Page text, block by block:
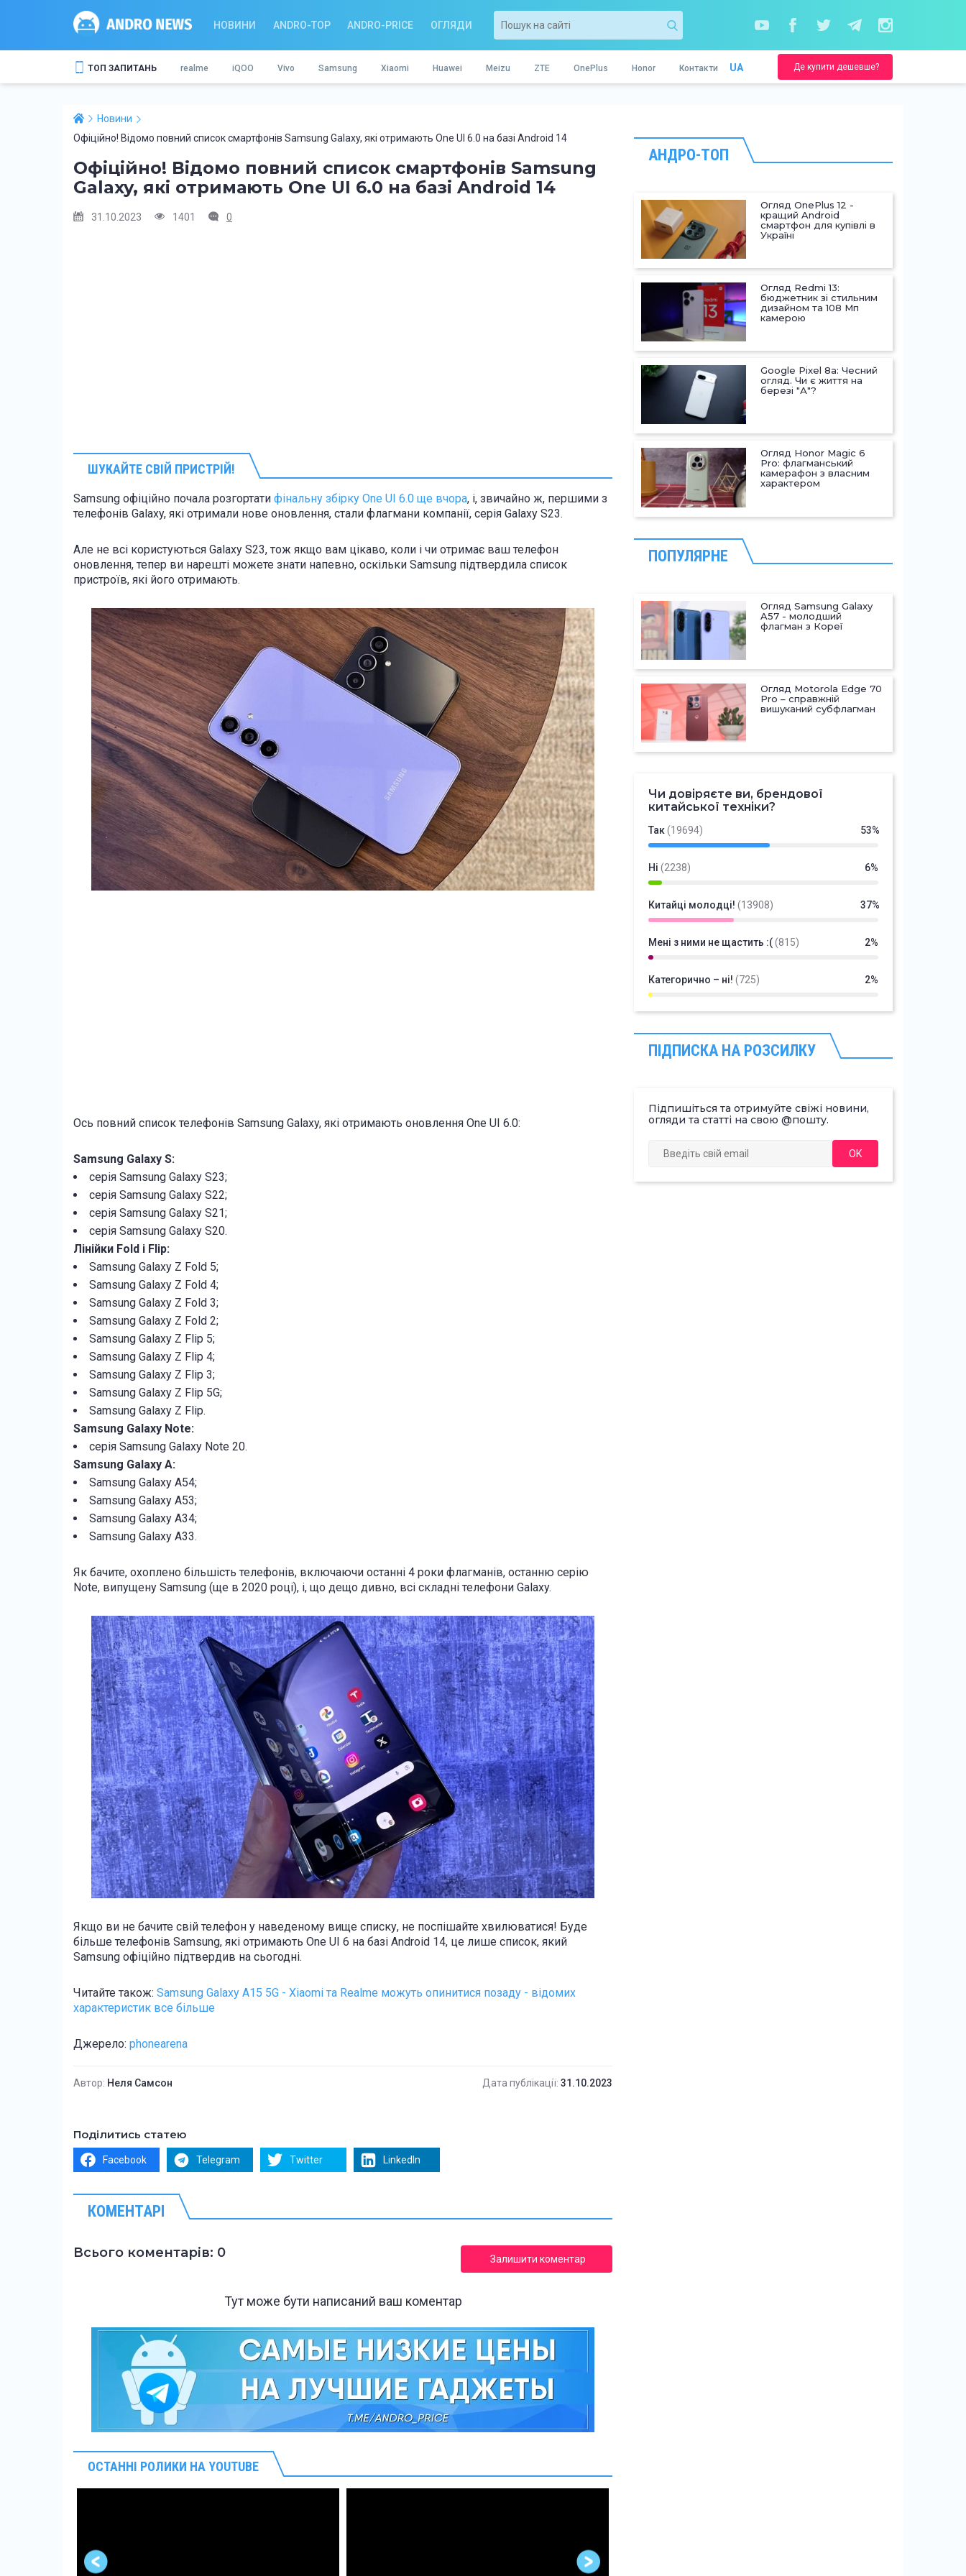
НОВИНИ ANDRO-TOP ANDRO-PRICE ОГЛЯДИ
ТОП ЗАПИТАНЬ realme iQOO Vivo Samsung Xiaomi Huawei Meizu ZTE OnePlus Honor Контакти UA Де купити дешевше?
Новини
Офіційно! Відомо повний список смартфонів Samsung Galaxy, які отримають One UI 6.0 на базі Android 14
Офіційно! Відомо повний список смартфонів Samsung
Galaxy, які отримають One UI 6.0 на базі Android 14
31.10.2023 1401 0
ШУКАЙТЕ СВІЙ ПРИСТРІЙ!
Samsung офіційно почала розгортати фінальну збірку One UI 6.0 ще вчора, і, звичайно ж, першими з
телефонів Galaxy, які отримали нове оновлення, стали флагмани компанії, серія Galaxy S23.
Але не всі користуються Galaxy S23, тож якщо вам цікаво, коли і чи отримає ваш телефон
оновлення, тепер ви нарешті можете знати напевно, оскільки Samsung підтвердила список
пристроїв, які його отримають.
Ось повний список телефонів Samsung Galaxy, які отримають оновлення One UI 6.0:
Samsung Galaxy S:
серія Samsung Galaxy S23;
серія Samsung Galaxy S22;
серія Samsung Galaxy S21;
серія Samsung Galaxy S20.
Лінійки Fold і Flip:
Samsung Galaxy Z Fold 5;
Samsung Galaxy Z Fold 4;
Samsung Galaxy Z Fold 3;
Samsung Galaxy Z Fold 2;
Samsung Galaxy Z Flip 5;
Samsung Galaxy Z Flip 4;
Samsung Galaxy Z Flip 3;
Samsung Galaxy Z Flip 5G;
Samsung Galaxy Z Flip.
Samsung Galaxy Note:
серія Samsung Galaxy Note 20.
Samsung Galaxy A:
Samsung Galaxy A54;
Samsung Galaxy A53;
Samsung Galaxy A34;
Samsung Galaxy A33.
Як бачите, охоплено більшість телефонів, включаючи останні 4 роки флагманів, останню серію
Note, випущену Samsung (ще в 2020 році), і, що дещо дивно, всі складні телефони Galaxy.
Якщо ви не бачите свій телефон у наведеному вище списку, не поспішайте хвилюватися! Буде
більше телефонів Samsung, які отримають One UI 6 на базі Android 14, це лише список, який
Samsung офіційно підтвердив на сьогодні.
Читайте також: Samsung Galaxy A15 5G - Xiaomi та Realme можуть опинитися позаду - відомих
характеристик все більше
Джерело: phonearena
Автор: Неля Самсон Дата публікації: 31.10.2023
Поділитись статею
Facebook Telegram Twitter LinkedIn
КОМЕНТАРІ
Всього коментарів: 0 Залишити коментар
Тут може бути написаний ваш коментар
ОСТАННІ РОЛИКИ НА YOUTUBE
АНДРО-ТОП
Огляд OnePlus 12 -
кращий Android
смартфон для купівлі в
Україні
Огляд Redmi 13:
бюджетник зі стильним
дизайном та 108 Мп
камерою
Google Pixel 8a: Чесний
огляд. Чи є життя на
березі "А"?
Огляд Honor Magic 6
Pro: флагманський
камерафон з власним
характером
ПОПУЛЯРНЕ
Огляд Samsung Galaxy
A57 - молодший
флагман з Кореї
Огляд Motorola Edge 70
Pro – справжній
вишуканий субфлагман
Чи довіряєте ви, брендової
китайської техніки?
Так(19694) 53%
Ні (2238) 6%
Китайці молодці! (13908) 37%
Мені з ними не щастить :((815) 2%
Категорично – ні! (725) 2%
ПІДПИСКА НА РОЗСИЛКУ
Підпишіться та отримуйте свіжі новини,
огляди та статті на свою @пошту.
ОК